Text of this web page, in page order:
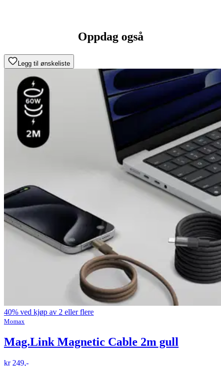
Oppdag også
Legg til ønskeliste
40% ved kjøp av 2 eller flere
Momax
Mag.Link Magnetic Cable 2m gull
kr 249,-